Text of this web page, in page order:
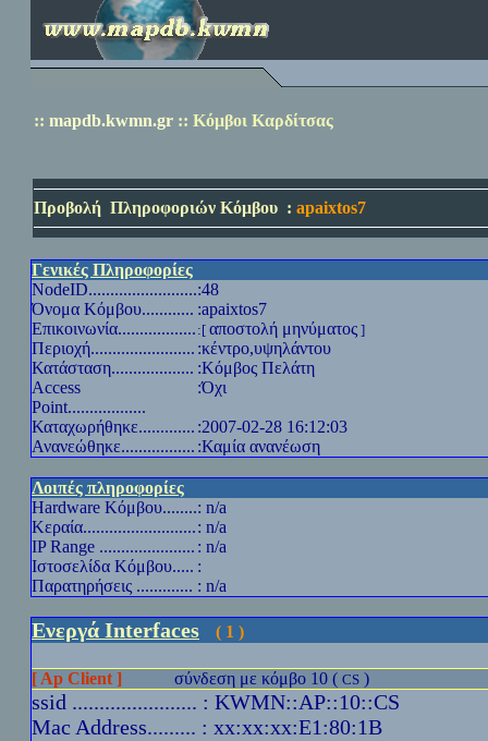
:: mapdb.kwmn.gr :: Κόμβοι Καρδίτσας
Προβολή Πληροφοριών Κόμβου : apaixtos7
Γενικές Πληροφορίες
NodeID.........................:48
Όνομα Κόμβου............ :apaixtos7
Επικοινωνία.................. :[ αποστολή μηνύματος ]
Περιοχή........................ :κέντρο,υψηλάντου
Κατάσταση................... :Κόμβος Πελάτη
Access
Point..................
:Όχι
Καταχωρήθηκε............. :2007-02-28 16:12:03
Ανανεώθηκε................. :Καμία ανανέωση
Λοιπές πληροφορίες
Hardware Κόμβου........: n/a
Κεραία..........................: n/a
IP Range ...................... : n/a
Ιστοσελίδα Κόμβου..... :
Παρατηρήσεις ............. : n/a
Ενεργά Interfaces ( 1 )
[ Ap Client ] σύνδεση με κόμβο 10 ( CS )
ssid ....................... : KWMN::AP::10::CS
Mac Address......... : xx:xx:xx:E1:80:1B